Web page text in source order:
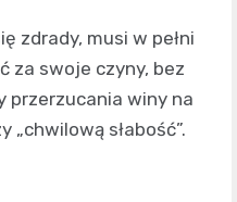
zdrady, musi w pełni
za swoje czyny, bez
przerzucania winy na
„chwilową słabość”.